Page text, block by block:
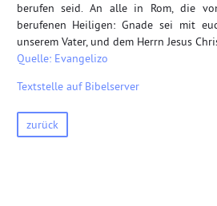
berufen seid. An alle in Rom, die
berufenen Heiligen: Gnade sei mit
unserem Vater, und dem Herrn Jesus
Quelle: Evangelizo
Textstelle auf Bibelserver
zurück